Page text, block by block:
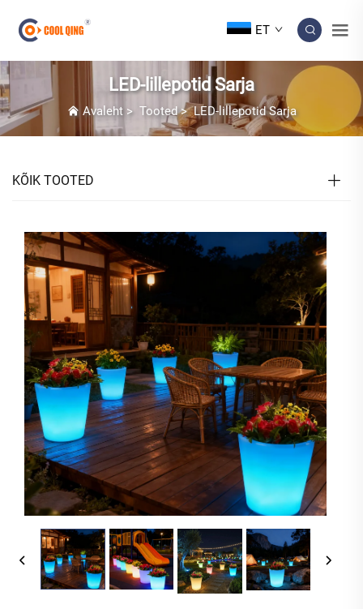
ET
LED-lillepotid Sarja
Avaleht> Tooted>LED-lillepotid Sarja
KÕIK TOOTED